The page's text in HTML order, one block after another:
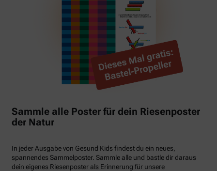
Sammle alle Poster für dein Riesenposter
der Natur
In jeder Ausgabe von Gesund Kids findest du ein neues,
spannendes Sammelposter. Sammle alle und bastle dir daraus
dein eigenes Riesenposter als Erinnerung für unsere